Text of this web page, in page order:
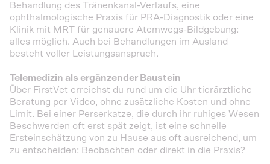
Behandlung des Tränenkanal-Verlaufs, eine
ophthalmologische Praxis für PRA-Diagnostik oder eine
Klinik mit MRT für genauere Atemwegs-Bildgebung:
alles möglich. Auch bei Behandlungen im Ausland
besteht voller Leistungsanspruch.
Telemedizin als ergänzender Baustein
Über FirstVet erreichst du rund um die Uhr tierärztliche
Beratung per Video, ohne zusätzliche Kosten und ohne
Limit. Bei einer Perserkatze, die durch ihr ruhiges Wesen
Beschwerden oft erst spät zeigt, ist eine schnelle
Ersteinschätzung von zu Hause aus oft ausreichend, um
zu entscheiden: Beobachten oder direkt in die Praxis?